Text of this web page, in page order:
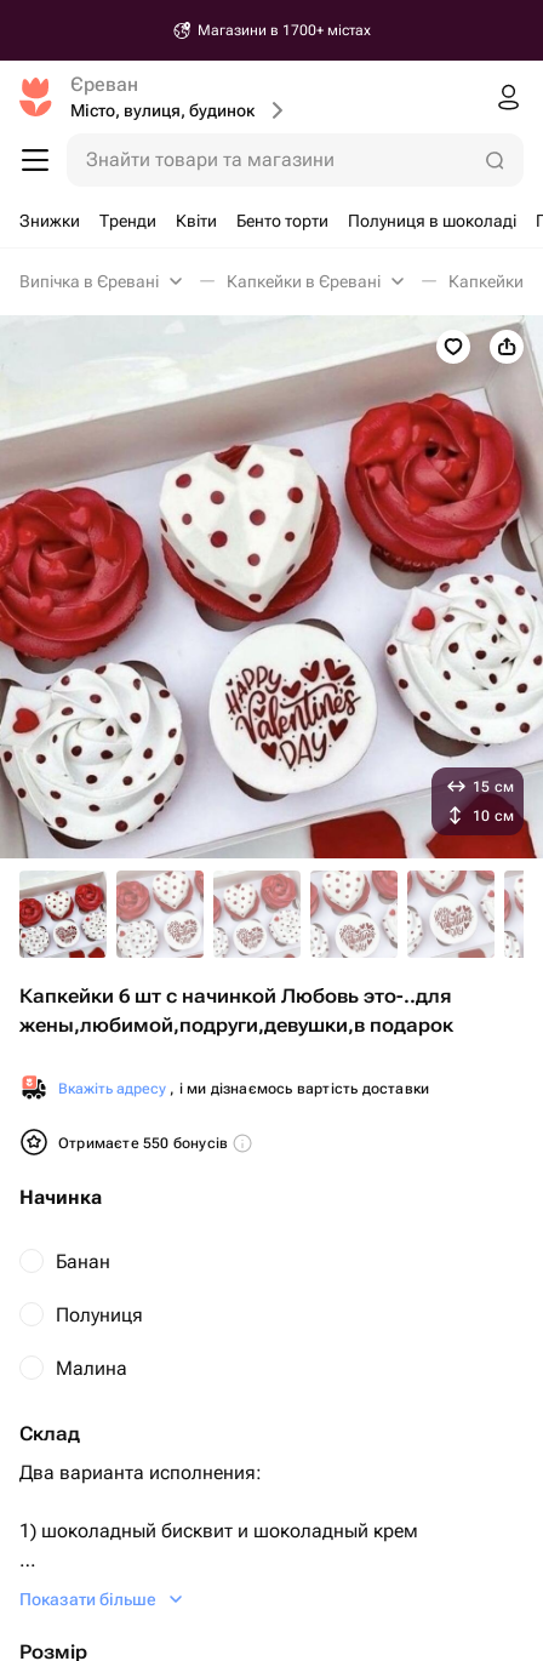
Магазини в 1700+ містах
Єреван
Місто, вулиця, будинок
Знайти товари та магазини
Знижки Тренди Квіти Бенто торти Полуниця в шоколаді
Випічка в Єревані Капкейки в Єревані Капкейки
Капкейки 6 шт с начинкой Любовь это-️..для
жены,любимой,подруги,девушки,в подарок
Вкажіть адресу , і ми дізнаємось вартість доставки
Отримаєте 550 бонусів
Начинка
Банан
Полуниця
Малина
Склад
Два варианта исполнения:
1) шоколадный бисквит и шоколадный крем
2) ванильный бисквит, ванильный крем.
По умолчанию поставляется первый вариант.
Показати більше
Розмір
15 см
10 см